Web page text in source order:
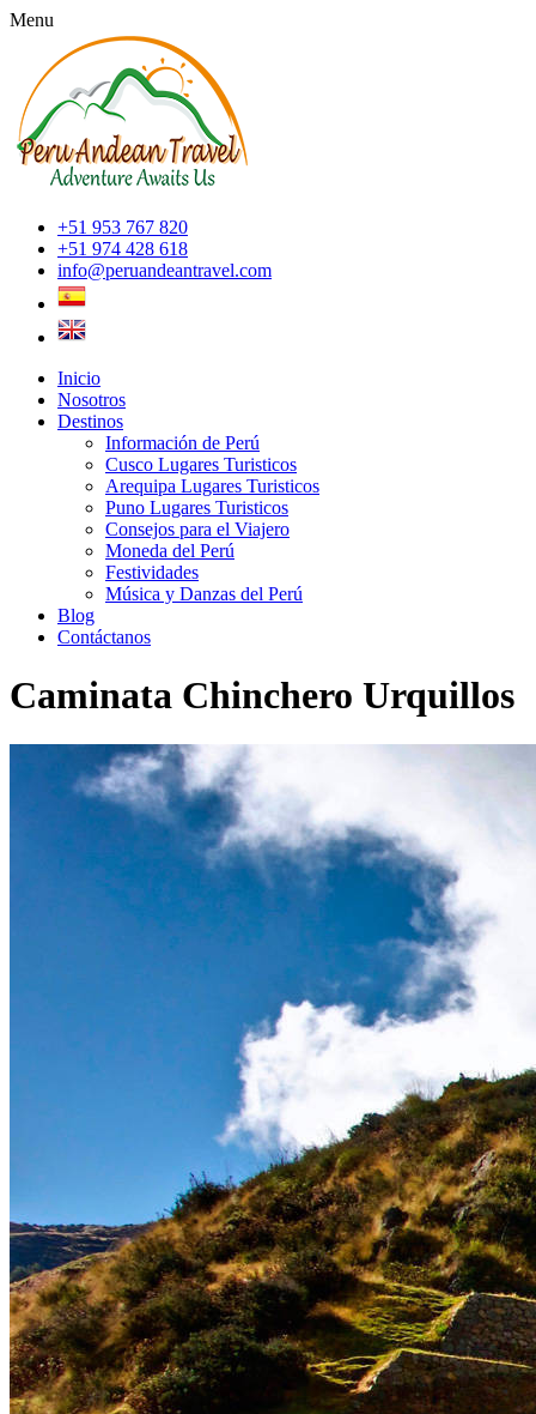
Menu
+51 953 767 820
+51 974 428 618
info@peruandeantravel.com
Inicio
Nosotros
Destinos
Información de Perú
Cusco Lugares Turisticos
Arequipa Lugares Turisticos
Puno Lugares Turisticos
Consejos para el Viajero
Moneda del Perú
Festividades
Música y Danzas del Perú
Blog
Contáctanos
Caminata Chinchero Urquillos